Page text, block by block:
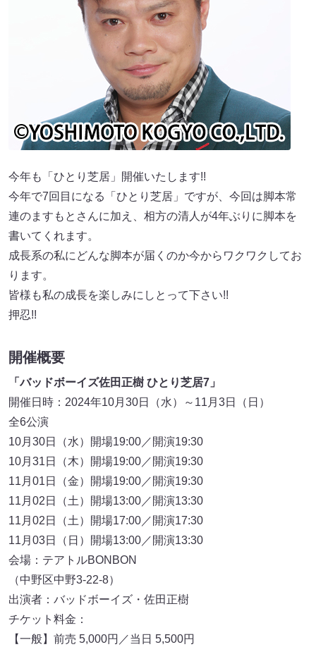
今年も「ひとり芝居」開催いたします!!
今年で7回目になる「ひとり芝居」ですが、今回は脚本常
連のますもとさんに加え、相方の清人が4年ぶりに脚本を
書いてくれます。
成長系の私にどんな脚本が届くのか今からワクワクしてお
ります。
皆様も私の成長を楽しみにしとって下さい!!
押忍!!
開催概要
「バッドボーイズ佐田正樹 ひとり芝居7」
開催日時：2024年10月30日（水）～11月3日（日）
全6公演
10月30日（水）開場19:00／開演19:30
10月31日（木）開場19:00／開演19:30
11月01日（金）開場19:00／開演19:30
11月02日（土）開場13:00／開演13:30
11月02日（土）開場17:00／開演17:30
11月03日（日）開場13:00／開演13:30
会場：テアトルBONBON
（中野区中野3-22-8）
出演者：バッドボーイズ・佐田正樹
チケット料金：
【一般】前売 5,000円／当日 5,500円